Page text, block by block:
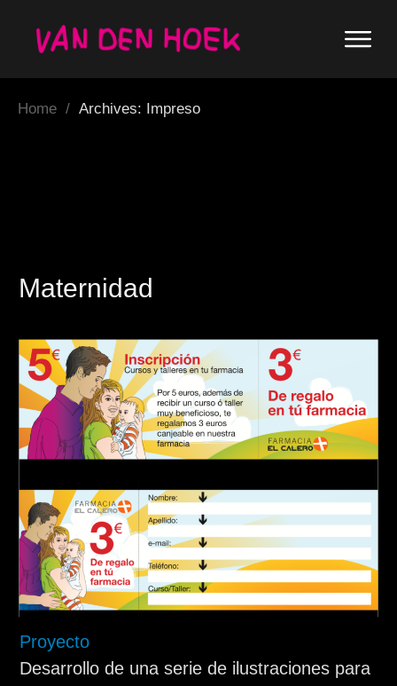
Home / Archives: Impreso
Maternidad
Proyecto
Desarrollo de una serie de ilustraciones para